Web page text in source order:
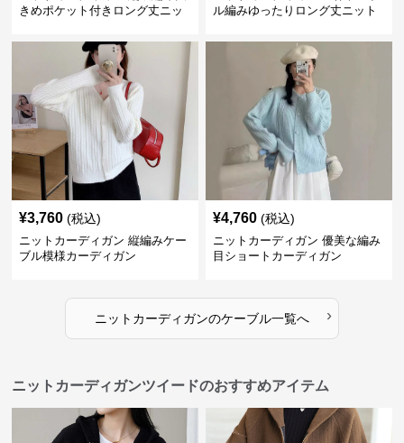
きめポケット付きロング丈ニッ
ル編みゆったりロング丈ニット
¥3,760 (税込)
ニットカーディガン 縦編みケー
ブル模様カーディガン
¥4,760 (税込)
ニットカーディガン 優美な編み
目ショートカーディガン
ニットカーディガンのケーブル一覧へ ›
ニットカーディガンツイードのおすすめアイテム